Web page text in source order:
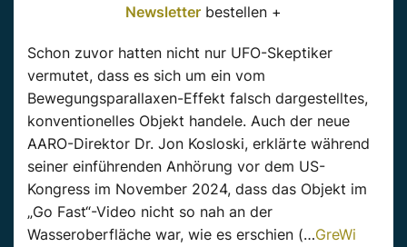
Newsletter bestellen +
Schon zuvor hatten nicht nur UFO-Skeptiker
vermutet, dass es sich um ein vom
Bewegungsparallaxen-Effekt falsch dargestelltes,
konventionelles Objekt handele. Auch der neue
AARO-Direktor Dr. Jon Kosloski, erklärte während
seiner einführenden Anhörung vor dem US-
Kongress im November 2024, dass das Objekt im
„Go Fast“-Video nicht so nah an der
Wasseroberfläche war, wie es erschien (…GreWi